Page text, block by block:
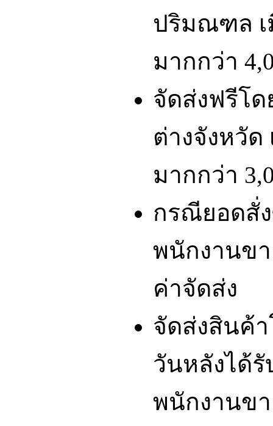
ปริมณฑล เ
มากกว่า
จัดส่งฟรีโ
ต่างจังหวัด
มากกว่า
กรณียอดสั่
พนักงานข
ค่าจัดส่ง
จัดส่งสินค้
วันหลังได้
พนักงานข